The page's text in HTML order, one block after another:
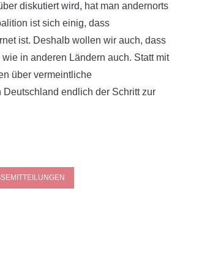
diskutiert wird, hat man andernorts
ist sich einig, dass
ist. Deshalb wollen wir auch, dass
in anderen Ländern auch. Statt mit
über vermeintliche
endlich der Schritt zur